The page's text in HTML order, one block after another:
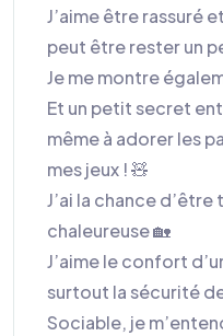
J’aime être rassuré
peut être rester un
Je me montre
Et un petit secret
même à adorer les
mes jeux ! 🧸
J’ai la chance
chaleureuse 🏡
J’aime le confort
surtout la sécurité
Sociable, je